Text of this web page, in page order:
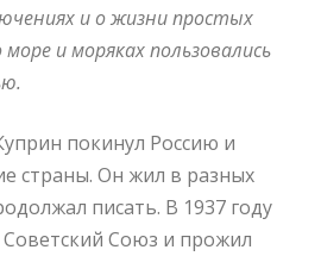
и о жизни простых
и моряках пользовались
покинул Россию и
страны. Он жил в разных
писать. В 1937 году
Советский Союз и прожил